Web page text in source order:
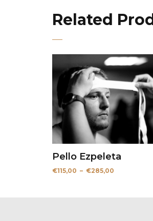
Related
Pello Ezpeleta
€115,00 – €285,00